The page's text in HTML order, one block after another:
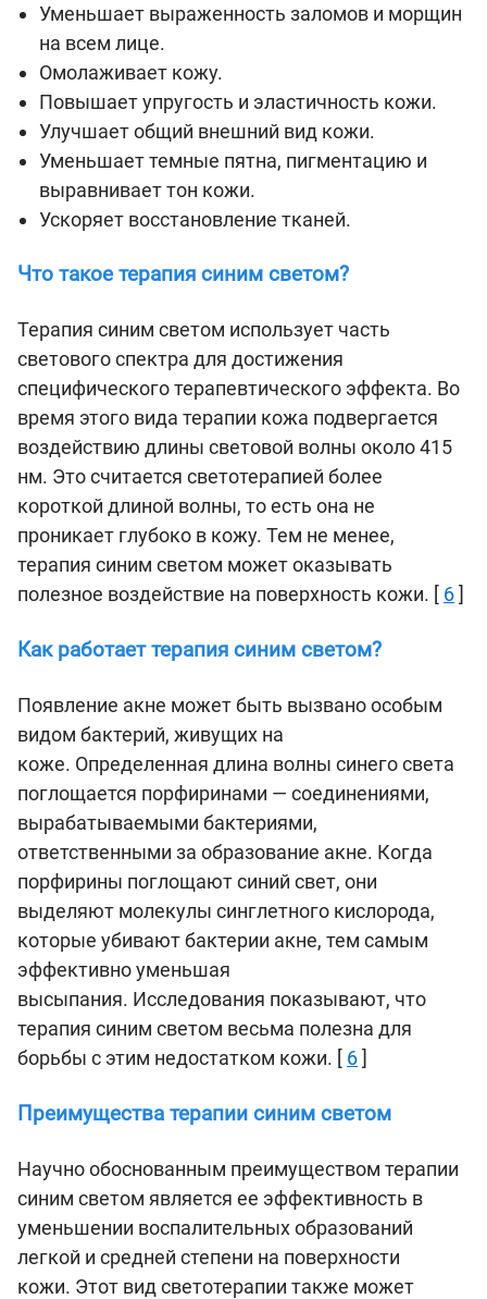
Уменьшает выраженность заломов и морщин
на всем лице.
Омолаживает кожу.
Повышает упругость и эластичность кожи.
Улучшает общий внешний вид кожи.
Уменьшает темные пятна, пигментацию и
выравнивает тон кожи.
Ускоряет восстановление тканей.
Что такое терапия синим светом?
Терапия синим светом использует часть
светового спектра для достижения
специфического терапевтического эффекта. Во
время этого вида терапии кожа подвергается
воздействию длины световой волны около 415
нм. Это считается светотерапией более
короткой длиной волны, то есть она не
проникает глубоко в кожу. Тем не менее,
терапия синим светом может оказывать
полезное воздействие на поверхность кожи. [ 6]
Как работает терапия синим светом?
Появление акне может быть вызвано особым
видом бактерий, живущих на
коже. Определенная длина волны синего света
поглощается порфиринами — соединениями,
вырабатываемыми бактериями,
ответственными за образование акне. Когда
порфирины поглощают синий свет, они
выделяют молекулы синглетного кислорода,
которые убивают бактерии акне, тем самым
эффективно уменьшая
высыпания. Исследования показывают, что
терапия синим светом весьма полезна для
борьбы с этим недостатком кожи. [ 6]
Преимущества терапии синим светом
Научно обоснованным преимуществом терапии
синим светом является ее эффективность в
уменьшении воспалительных образований
легкой и средней степени на поверхности
кожи. Этот вид светотерапии также может